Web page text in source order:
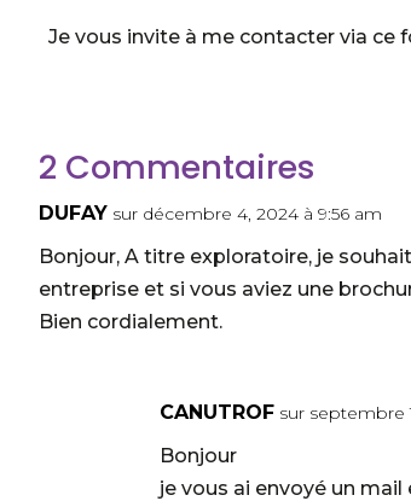
Je vous invite à me contacter via ce
2 Commentaires
DUFAY sur décembre 4, 2024 à 9:56 am
Bonjour, A titre exploratoire, je
entreprise et si vous aviez une
Bien cordialement.
CANUTROF sur septembre
Bonjour
je vous ai envoyé un